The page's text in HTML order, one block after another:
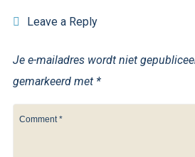
Leave a Reply
Je e-mailadres wordt niet
gemarkeerd met *